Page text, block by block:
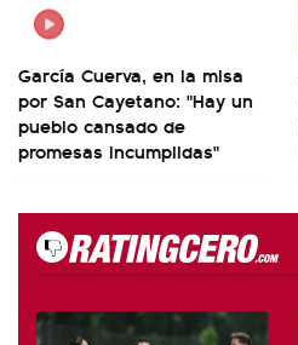
García Cuerva, en la misa
por San Cayetano: "Hay un
pueblo cansado de
promesas incumplidas"